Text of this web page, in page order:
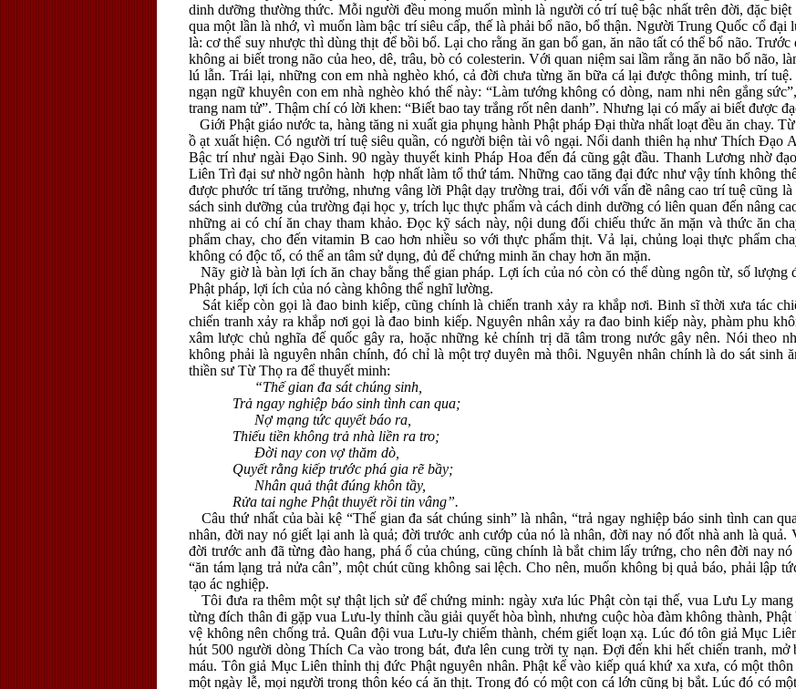
dinh dưỡng thường thức. Mỗi người đều mong muốn mình là người có trí tuệ bậc nhất trên đời, đặc
qua một lần là nhớ, vì muốn làm bậc trí siêu cấp, thế là phải bổ não, bổ thận. Người Trung Quốc cổ đại
là: cơ thể suy nhược thì dùng thịt để bồi bổ. Lại cho rằng ăn gan bổ gan, ăn não tất có thể bổ não.
không ai biết trong não của heo, dê, trâu, bò có colesterin. Với quan niệm sai lầm rằng ăn não bổ não,
lú lẫn. Trái lại, những con em nhà nghèo khó, cả đời chưa từng ăn bữa cá lại được thông minh, trí
ngạn ngữ khuyên con em nhà nghèo khó thế này: “Làm tướng không có dòng, nam nhi nên gắng
trang nam tử”. Thậm chí có lời khen: “Biết bao tay trắng rốt nên danh”. Nhưng lại có mấy ai biết được
Giới Phật giáo nước ta, hàng tăng ni xuất gia phụng hành Phật pháp Đại thừa nhất loạt đều ăn chay.
ồ ạt xuất hiện. Có người trí tuệ siêu quần, có người biện tài vô ngại. Nổi danh thiên hạ như Thích Đạo
Bậc trí như ngài Đạo Sinh. 90 ngày thuyết kinh Pháp Hoa đến đá cũng gật đầu. Thanh Lương nhờ
Liên Trì đại sư nhờ ngôn hành hợp nhất làm tổ thứ tám. Những cao tăng đại đức như vậy tính không
được phước trí tăng trưởng, nhưng vâng lời Phật dạy trường trai, đối với vấn đề nâng cao trí tuệ cũng
sách sinh dưỡng của trường đại học y, trích lục thực phẩm và cách dinh dưỡng có liên quan đến nâng
những ai có chí ăn chay tham khảo. Đọc kỹ sách này, nội dung đối chiếu thức ăn mặn và thức ăn
phẩm chay, cho đến vitamin B cao hơn nhiều so với thực phẩm thịt. Vả lại, chủng loại thực phẩm
không có độc tố, có thể an tâm sử dụng, đủ để chứng minh ăn chay hơn ăn mặn.
Nãy giờ là bàn lợi ích ăn chay bằng thế gian pháp. Lợi ích của nó còn có thể dùng ngôn từ, số lượng
Phật pháp, lợi ích của nó càng không thể nghĩ lường.
Sát kiếp còn gọi là đao binh kiếp, cũng chính là chiến tranh xảy ra khắp nơi. Binh sĩ thời xưa tác
chiến tranh xảy ra khắp nơi gọi là đao binh kiếp. Nguyên nhân xảy ra đao binh kiếp này, phàm phu
xâm lược chủ nghĩa đế quốc gây ra, hoặc những kẻ chính trị dã tâm trong nước gây nên. Nói theo
không phải là nguyên nhân chính, đó chỉ là một trợ duyên mà thôi. Nguyên nhân chính là do sát sinh
thiền sư Từ Thọ ra để thuyết minh:
“Thế gian đa sát chúng sinh,
Trả ngay nghiệp báo sinh tình can qua;
Nợ mạng tức quyết báo ra,
Thiếu tiền không trả nhà liền ra tro;
Đời nay con vợ thăm dò,
Quyết rằng kiếp trước phá gia rẽ bầy;
Nhân quả thật đúng khôn tầy,
Rửa tai nghe Phật thuyết rồi tin vâng”.
Câu thứ nhất của bài kệ “Thế gian đa sát chúng sinh” là nhân, “trả ngay nghiệp báo sinh tình can
nhân, đời nay nó giết lại anh là quả; đời trước anh cướp của nó là nhân, đời nay nó đốt nhà anh là
đời trước anh đã từng đào hang, phá ổ của chúng, cũng chính là bắt chim lấy trứng, cho nên đời nay
“ăn tám lạng trả nửa cân”, một chút cũng không sai lệch. Cho nên, muốn không bị quả báo, phải lập
tạo ác nghiệp.
Tôi đưa ra thêm một sự thật lịch sử để chứng minh: ngày xưa lúc Phật còn tại thế, vua Lưu Ly
từng đích thân đi gặp vua Lưu-ly thỉnh cầu giải quyết hòa bình, nhưng cuộc hòa đàm không thành,
vệ không nên chống trả. Quân đội vua Lưu-ly chiếm thành, chém giết loạn xạ. Lúc đó tôn giả Mục
hút 500 người dòng Thích Ca vào trong bát, đưa lên cung trời tỵ nạn. Đợi đến khi hết chiến tranh, mở
máu. Tôn giả Mục Liên thỉnh thị đức Phật nguyên nhân. Phật kể vào kiếp quá khứ xa xưa, có một
một ngày lễ, mọi người trong thôn kéo cá ăn thịt. Trong đó có một con cá lớn cũng bị bắt. Lúc đó có